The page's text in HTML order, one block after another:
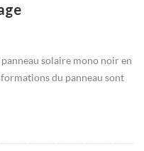
solaire mono noir en
du panneau sont